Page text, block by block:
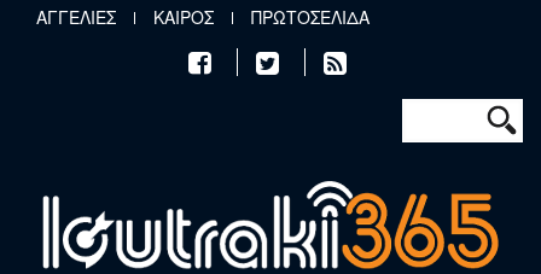
Παράκαμψη προς το κυρίως περιεχόμενο
ΑΓΓΕΛΙΕΣ ΚΑΙΡΟΣ ΠΡΩΤΟΣΕΛΙΔΑ
Φόρμα
Αναζήτηση